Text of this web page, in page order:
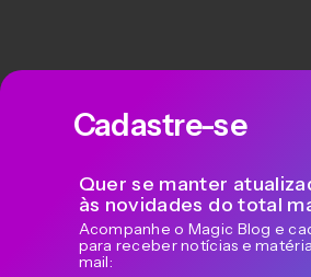
Cadastre-se
Quer se manter
às novidades do total
Acompanhe o Magic Blog e
para receber notícias e
mail: